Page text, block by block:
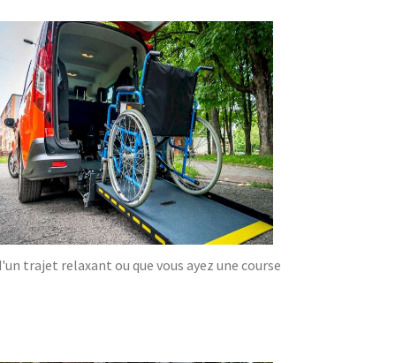
trajet relaxant ou que vous ayez une course